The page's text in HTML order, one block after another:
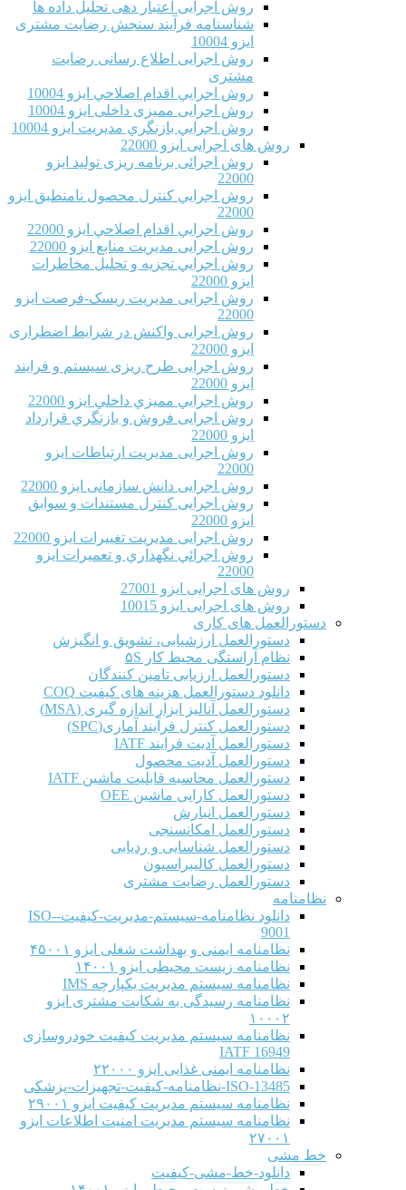
روش اجرایی اعتبار دهی تحلیل داده ها
شناسنامه فرآیند سنجش رضایت مشتری
ایزو 10004
روش اجرایی اطلاع رسانی رضایت
مشتری
روش اجرايي اقدام اصلاحي ایزو 10004
روش اجرایی ممیزی داخلی ایزو 10004
روش اجرايي بازنگري مديريت ایزو 10004
روش های اجرایی ایزو 22000
روش اجرائی برنامه ريزی توليد ایزو
22000
روش اجرايي كنترل محصول نامنطبق ایزو
22000
روش اجرايي اقدام اصلاحي ایزو 22000
روش اجرایی مدیریت منابع ایزو 22000
روش اجرايي تجزیه و تحلیل مخاطرات
ایزو 22000
روش اجرایی مدیریت ریسک-فرصت ایزو
22000
روش اجرایی واکنش در شرایط اضطراری
ایزو 22000
روش اجرایی طرح ریزی سیستم و فرایند
ایزو 22000
روش اجرايي مميزي داخلي ایزو 22000
روش اجرایی فروش و بازنگري قرارداد
ایزو 22000
روش اجرایی مدیریت ارتباطات ایزو
22000
روش اجرایی دانش سازمانی ایزو 22000
روش اجرایی کنترل مستندات و سوابق
ایزو 22000
روش اجرایی مدیریت تغییرات ایزو 22000
روش اجرائي نگهداري و تعميرات ایزو
22000
روش های اجرایی ایزو 27001
روش های اجرایی ایزو 10015
دستورالعمل های کاری
دستورالعمل ارزشیابی، تشویق و انگیزش
نظام آراستگی محیط کار ۵S
دستورالعمل ارزیابی تامین کنندگان
دانلود دستورالعمل هزینه های کیفیت COQ
دستورالعمل آنالیز ابزار اندازه گیری (MSA)
دستورالعمل کنترل فرآیند آماری(SPC)
دستورالعمل آدیت فرایند IATF
دستورالعمل آدیت محصول
دستورالعمل محاسبه قابلیت ماشین IATF
دستورالعمل کارایی ماشین OEE
دستورالعمل انبارش
دستورالعمل امکانسنجی
دستورالعمل شناسایی و ردیابی
دستورالعمل کالیبراسیون
دستورالعمل رضایت مشتری
نظامنامه
دانلود نظامنامه-سیستم-مدیریت-کیفیت-ISO-
9001
نظامنامه ایمنی و بهداشت شغلی ایزو ۴۵۰۰۱
نظامنامه زیست محیطی ایزو ۱۴۰۰۱
نظامنامه سیستم مدیریت یکپارچه IMS
نظامنامه رسیدگی به شکایت مشتری ایزو
۱۰۰۰۲
نظامنامه سیستم مدیریت کیفیت خودروسازی
IATF 16949
نظامنامه ایمنی غذایی ایزو ۲۲۰۰۰
ISO-13485-نظامنامه-کیفیت-تجهیزات-پزشکی
نظامنامه سیستم مدیریت کیفیت ایزو ۲۹۰۰۱
نظامنامه سیستم مدیریت امنیت اطلاعات ایزو
۲۷۰۰۱
خط مشی
دانلود-خط-مشی-کیفیت